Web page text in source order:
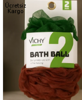
ürün
Ücretsiz
Kargo